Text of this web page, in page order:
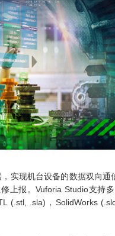
实现机台设备的数据双向通
上报。Vuforia Studio支持
(.stl, .sla)，SolidWorks